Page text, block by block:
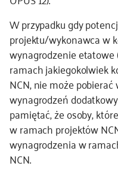
W przypadku gdy
projektu/wykonawca w
wynagrodzenie etatowe
ramach jakiegokolwiek
NCN, nie może
wynagrodzeń
pamiętać, że osoby,
w ramach projektów
wynagrodzenia w
NCN.